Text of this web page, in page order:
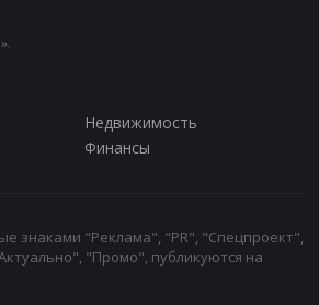
Недвижимость
Финансы
знаками "Реклама", "PR", "Спецпроект",
"Промо", публикуются на